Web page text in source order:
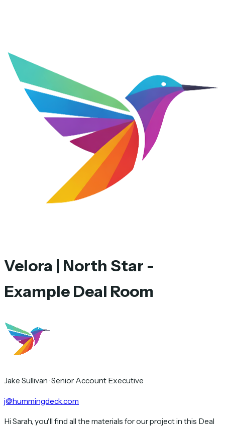
Velora | North Star -
Example Deal Room
Jake Sullivan ·Senior Account Executive
j@hummingdeck.com
Hi Sarah, you'll find all the materials for our project in this Deal